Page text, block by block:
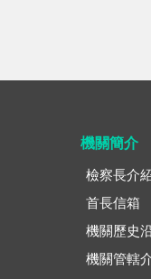
機關簡介
檢察長介
首長信箱
機關歷史
機關管轄